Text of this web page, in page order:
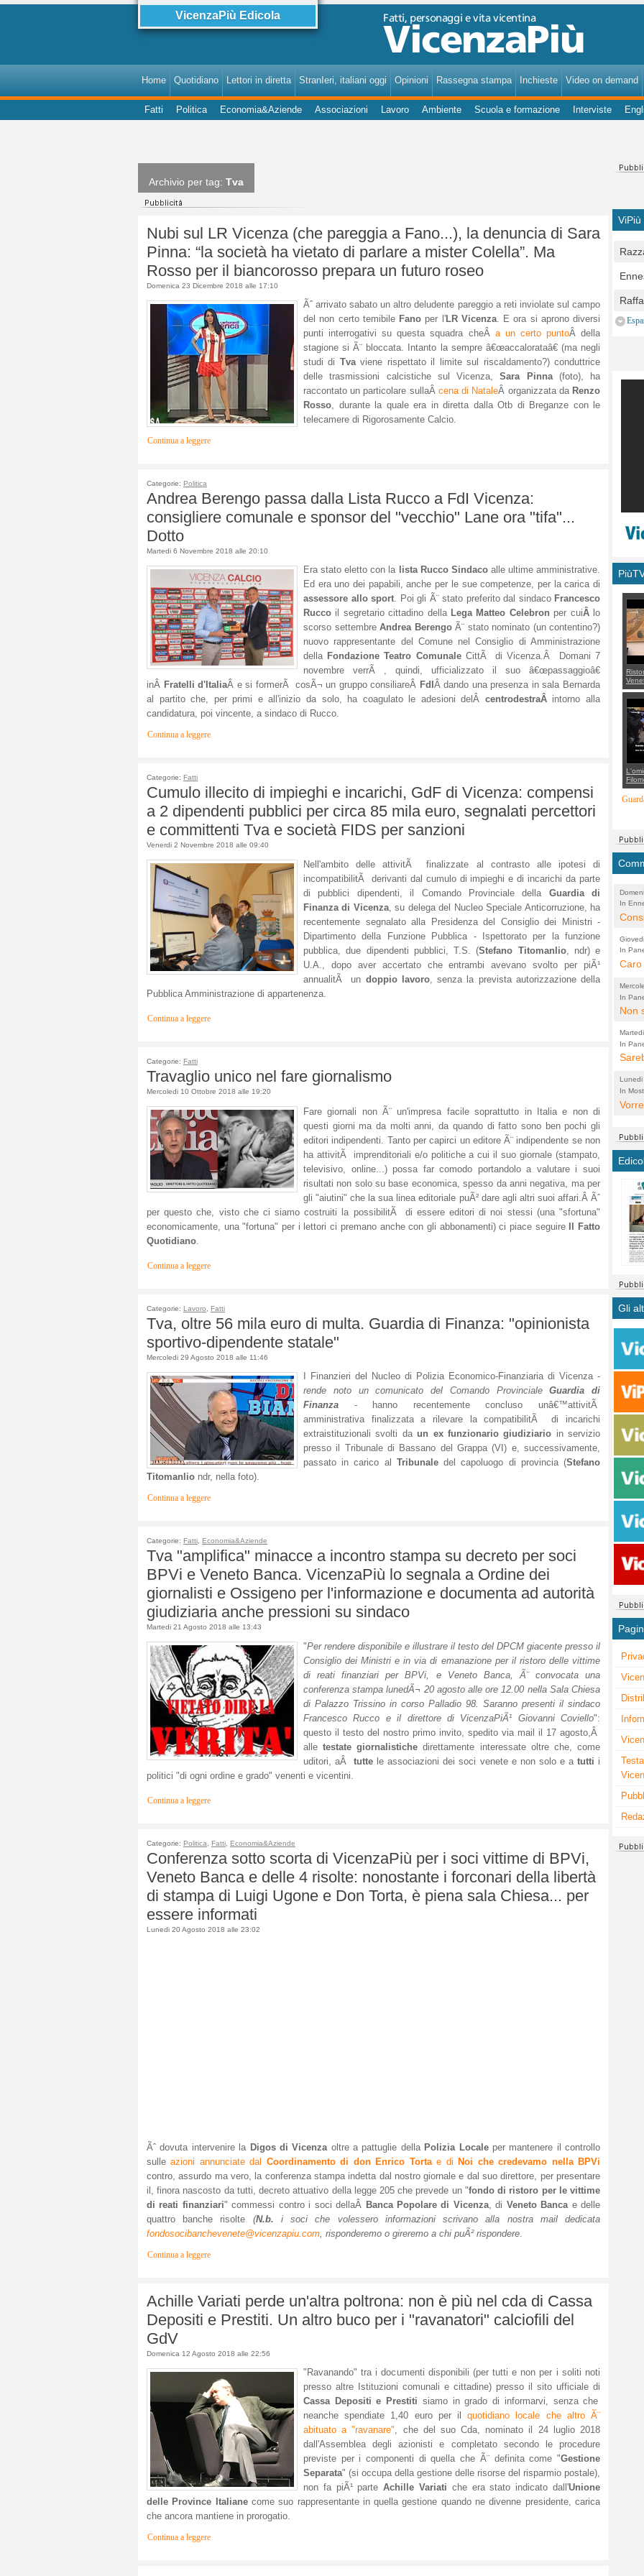
VicenzaPiù Edicola
Home Quotidiano Lettori in diretta StranIeri, italiani oggi Opinioni Rassegna stampa Inchieste Video on demand
Fatti Politica Economia&Aziende Associazioni Lavoro Ambiente Scuola e formazione Interviste
Archivio per tag: Tva
Nubi sul LR Vicenza (che pareggia a Fano...), la denuncia di Sara
Pinna: “la società ha vietato di parlare a mister Colella”. Ma
Rosso per il biancorosso prepara un futuro roseo
Domenica 23 Dicembre 2018 alle 17:10
Ãˆ arrivato sabato un altro deludente pareggio a reti inviolate sul campo
del non certo temibile Fano per l'LR Vicenza. E ora si aprono diversi
punti interrogativi su questa squadra cheÂ a un certo puntoÂ della
stagione si Ã¨ bloccata. Intanto la sempre â€œaccalorataâ€ (ma negli
studi di Tvaviene rispettato il limite sul riscaldamento?) conduttrice
delle trasmissioni calcistiche sul Vicenza,Sara Pinna(foto), ha
raccontato un particolare sullaÂ cena di NataleÂ organizzata da Renzo
Rosso, durante la quale era in diretta dalla Otb di Breganze con le
telecamere di Rigorosamente Calcio.
Continua a leggere
Categorie: Politica
Andrea Berengo passa dalla Lista Rucco a FdI Vicenza:
consigliere comunale e sponsor del "vecchio" Lane ora "tifa"...
Dotto
Martedi 6 Novembre 2018 alle 20:10
Era stato eletto con la lista Rucco Sindacoalle ultime amministrative.
Ed era uno dei papabili, anche per le sue competenze, per la carica di
assessore allo sport. Poi gli Ã¨ stato preferito dal sindacoFrancesco
Rucco il segretario cittadino della Lega Matteo Celebron per cuiÂ lo
scorso settembre Andrea BerengoÃ¨ stato nominato (un contentino?)
nuovo rappresentante del Comune nel Consiglio di Amministrazione
della Fondazione Teatro ComunaleCittÃ di Vicenza.Â Domani 7
novembre verrÃ , quindi, ufficializzato il suo â€œpassaggioâ€
inÂ Fratelli d'ItaliaÂ e si formerÃ cosÃ¬ un gruppo consiliareÂ FdI Â dando una presenza in sala Bernarda
al partito che, per primi e all'inizio da solo, ha coagulato le adesioni delÂ centrodestraÂ intorno alla
candidatura, poi vincente, a sindaco di Rucco.
Continua a leggere
Categorie: Fatti
Cumulo illecito di impieghi e incarichi, GdF di Vicenza: compensi
a 2 dipendenti pubblici per circa 85 mila euro, segnalati percettori
e committenti Tva e società FIDS per sanzioni
Venerdi 2 Novembre 2018 alle 09:40
Nell'ambito delle attivitÃ finalizzate al contrasto alle ipotesi di
incompatibilitÃ derivanti dal cumulo di impieghi e di incarichi da parte
di pubblici dipendenti, il Comando Provinciale dellaGuardia di
Finanza di Vicenza, su delega del Nucleo Speciale Anticorruzione, ha
recentemente segnalato alla Presidenza del Consiglio dei Ministri -
Dipartimento della Funzione Pubblica - Ispettorato per la funzione
pubblica, due dipendenti pubblici, T.S. (Stefano Titomanlio, ndr) e
U.A., dopo aver accertato che entrambi avevano svolto per piÃ¹
annualitÃ un doppio lavoro, senza la prevista autorizzazione della
Pubblica Amministrazione di appartenenza.
Continua a leggere
Categorie: Fatti
Travaglio unico nel fare giornalismo
Mercoledi 10 Ottobre 2018 alle 19:20
Fare giornali non Ã¨ un'impresa facile soprattutto in Italia e non di
questi giorni ma da molti anni, da quando di fatto sono ben pochi gli
editori indipendenti. Tanto per capirci un editore Ã¨ indipendente se non
ha attivitÃ imprenditoriali e/o politiche a cui il suo giornale (stampato,
televisivo, online...) possa far comodo portandolo a valutare i suoi
risultati non solo su base economica, spesso da anni negativa, ma per
gli "aiutini" che la sua linea editoriale puÃ² dare agli altri suoi affari.Â Ãˆ
per questo che, visto che ci siamo costruiti la possibilitÃ di essere editori di noi stessi (una "sfortuna"
economicamente, una "fortuna" per i lettori ci premano anche con gli abbonamenti) ci piace seguire
Il Fatto
Quotidiano
Continua a leggere
Categorie: Lavoro Fatti
Tva, oltre 56 mila euro di multa. Guardia di Finanza: "opinionista
sportivo-dipendente statale"
Mercoledi 29 Agosto 2018 alle 11:46
I Finanzieri del Nucleo di Polizia Economico-Finanziaria di Vicenza -
rende noto un comunicato del Comando ProvincialeGuardia di
Finanza
- hanno recentemente concluso unâ€™attivitÃ
amministrativa finalizzata a rilevare la compatibilitÃ di incarichi
extraistituzionali svolti daun ex funzionario giudiziario in servizio
presso il Tribunale di Bassano del Grappa (VI) e, successivamente,
passato in carico al Tribunaledel capoluogo di provincia (Stefano
Titomanlio ndr, nella foto).
Continua a leggere
Categorie: Fatti Economia&Aziende
Tva "amplifica" minacce a incontro stampa su decreto per soci
BPVi e Veneto Banca. VicenzaPiù lo segnala a Ordine dei
giornalisti e Ossigeno per l'informazione e documenta ad autorità
giudiziaria anche pressioni su sindaco
Martedi 21 Agosto 2018 alle 13:43
"Per rendere disponibile e illustrare il testo del DPCM giacente presso il
Consiglio dei Ministri e in via di emanazione per il ristoro delle vittime
di reati finanziari per BPVi, e Veneto Banca, Ã¨ convocata una
conferenza stampa lunedÃ¬ 20 agosto alle ore 12.00 nella Sala Chiesa
di Palazzo Trissino in corso Palladio 98. Saranno presenti il sindaco
Francesco Rucco e il direttore di VicenzaPiÃ¹ Giovanni Coviello":
questo il testo del nostro primo invito, spedito via mail il 17 agosto,Â
alletestate giornalistiche direttamente interessate oltre che, come
uditori, aÂ
tutte le associazioni dei soci venete e non solo e atutti i
politici "di ogni ordine e grado" venenti e vicentini.
Continua a leggere
Categorie: Politica, Fatti, Economia&Aziende
Conferenza sotto scorta di VicenzaPiù per i soci vittime di BPVi,
Veneto Banca e delle 4 risolte: nonostante i forconari della libertà
di stampa di Luigi Ugone e Don Torta, è piena sala Chiesa... per
essere informati
Lunedi 20 Agosto 2018 alle 23:02
Ãˆ dovuta intervenire la Digos di Vicenza oltre a pattuglie della Polizia Localeper mantenere il controllo
sulleazioni annunciate dal Coordinamento di don Enrico Tortae di Noi che credevamo nella BPVi
contro, assurdo ma vero, la conferenza stampa indetta dal nostro giornale e dal suo direttore, per presentare
il, finora nascosto da tutti, decreto attuativo della legge 205 che prevede un "fondo di ristoro per le vittime
di reati finanziari" commessi contro i soci dellaÂ Banca Popolare di Vicenza, di Veneto Banca e delle
quattro banche risolte (N.b. i soci che volessero informazioni scrivano alla nostra mail dedicata
fondosocibanchevenete@vicenzapiu.com , risponderemo o gireremo a chi puÃ² rispondere
Continua a leggere
Achille Variati perde un'altra poltrona: non è più nel cda di Cassa
Depositi e Prestiti. Un altro buco per i "ravanatori" calciofili del
GdV
Domenica 12 Agosto 2018 alle 22:56
"Ravanando" tra i documenti disponibili (per tutti e non per i soliti noti
presso altre Istituzioni comunali e cittadine) presso il sito ufficiale di
Cassa Depositi e Prestiti siamo in grado di informarvi, senza che
neanche spendiate 1,40 euro per ilquotidiano locale che altro Ã¨
abituato a "ravanare" , che del suo Cda, nominato il 24 luglio 2018
dall'Assemblea degli azionisti e completato secondo le procedure
previste per i componenti di quella che Ã¨ definita come "Gestione
Separata" (si occupa della gestione delle risorse del risparmio postale),
non fa piÃ¹ parteAchille Variati che era stato indicato dall'Unione
delle Province Italianecome suo rappresentante in quella gestione quando ne divenne presidente, carica
che ancora mantiene in prorogatio.
Continua a leggere
ViPiù
per
E
con
In
per
che
qui
PER
In
Caro
sono
(non
dal
Ora
la
ma
pace
fatto
In
Non
la
a
dei
In
città,
In
di
e
alta
Gli